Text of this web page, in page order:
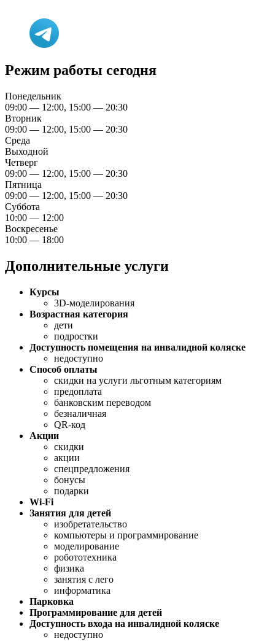
Режим работы сегодня
Понедельник
09:00 — 12:00, 15:00 — 20:30
Вторник
09:00 — 12:00, 15:00 — 20:30
Среда
Выходной
Четверг
09:00 — 12:00, 15:00 — 20:30
Пятница
09:00 — 12:00, 15:00 — 20:30
Суббота
10:00 — 12:00
Воскресенье
10:00 — 18:00
Дополнительные услуги
Курсы
3D-моделирования
Возрастная категория
дети
подростки
Доступность помещения на инвалидной коляске
недоступно
Способ оплаты
скидки на услуги льготным категориям
предоплата
банковским переводом
безналичная
QR-код
Акции
скидки
акции
спецпредложения
бонусы
подарки
Wi-Fi
Занятия для детей
изобретательство
компьютеры и программирование
моделирование
робототехника
физика
занятия с лего
информатика
Парковка
Программирование для детей
Доступность входа на инвалидной коляске
недоступно